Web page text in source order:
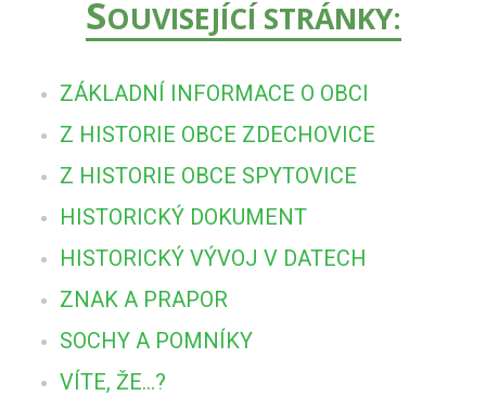
SOUVISEJÍCÍ STRÁNKY:
ZÁKLADNÍ INFORMACE O OBCI
Z HISTORIE OBCE ZDECHOVICE
Z HISTORIE OBCE SPYTOVICE
HISTORICKÝ DOKUMENT
HISTORICKÝ VÝVOJ V DATECH
ZNAK A PRAPOR
SOCHY A POMNÍKY
VÍTE, ŽE...?